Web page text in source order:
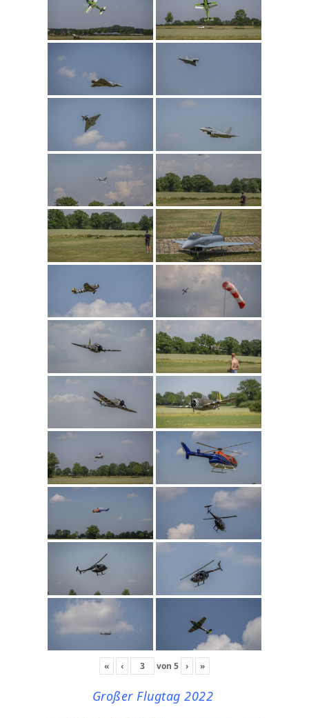
« ‹ von 5 › »
Großer Flugtag 2022